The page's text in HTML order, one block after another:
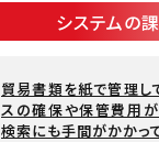
システムの
貿易書類を紙で管理し
スの確保や保管費用
検索にも手間がかかっ